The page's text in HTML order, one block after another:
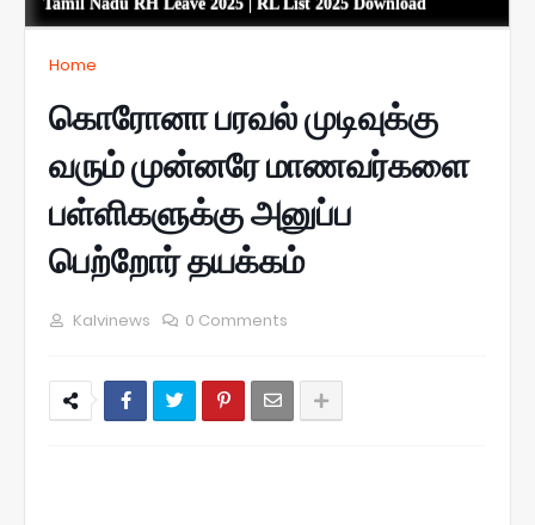
Tamil Nadu RH Leave 2025 | RL List 2025 Download
Home
கொரோனா பரவல் முடிவுக்கு
வரும் முன்னரே மாணவர்களை
பள்ளிகளுக்கு அனுப்ப
பெற்றோர் தயக்கம்
Kalvinews 0 Comments